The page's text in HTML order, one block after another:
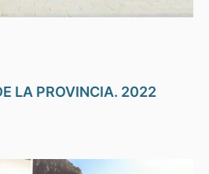
LA PROVINCIA. 2022